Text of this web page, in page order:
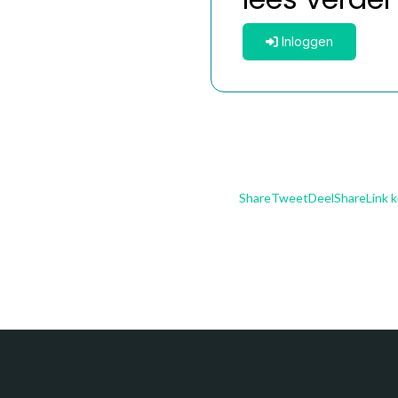
Inloggen
ShareTweetDeelShareLink